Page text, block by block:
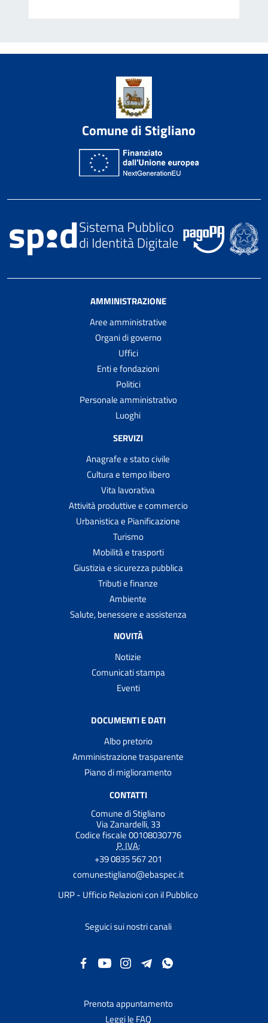
Comune di Stigliano
AMMINISTRAZIONE
Aree amministrative
Organi di governo
Uffici
Enti e fondazioni
Politici
Personale amministrativo
Luoghi
SERVIZI
Anagrafe e stato civile
Cultura e tempo libero
Vita lavorativa
Attività produttive e commercio
Urbanistica e Pianificazione
Turismo
Mobilità e trasporti
Giustizia e sicurezza pubblica
Tributi e finanze
Ambiente
Salute, benessere e assistenza
NOVITÀ
Notizie
Comunicati stampa
Eventi
DOCUMENTI E DATI
Albo pretorio
Amministrazione trasparente
Piano di miglioramento
CONTATTI
Comune di Stigliano
Via Zanardelli, 33
Codice fiscale 00108030776
P. IVA:
+39 0835 567 201
comunestigliano@ebaspec.it
URP - Ufficio Relazioni con il Pubblico
Seguici sui nostri canali
Prenota appuntamento
Leggi le FAQ